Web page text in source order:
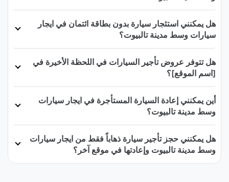
هل يمكنني استئجار سيارة بدون بطاقة ائتمان في ايجار
سيارات وسط مدينة تالبيوت؟
هل تتوفر عروض تأجير السيارات في اللحظة الأخيرة في
[اسم الموقع]؟
أين يمكنني إعادة السيارة المستأجرة في ايجار سيارات
وسط مدينة تالبيوت؟
هل يمكنني حجز تأجير سيارة ذهاباً فقط من ايجار سيارات
وسط مدينة تالبيوت وإعادتها في موقع آخر؟